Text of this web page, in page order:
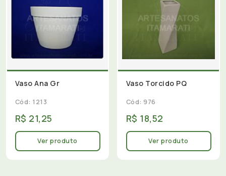
Vaso Ana Gr
Cód: 1213
R$ 21,25
Ver produto
Vaso Torcido PQ
Cód: 976
R$ 18,52
Ver produto